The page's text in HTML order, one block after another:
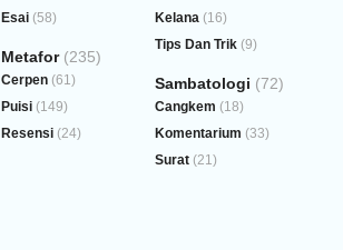
Esai(58)
Metafor(235)
Cerpen(61)
Puisi(149)
Resensi(24)
Kelana (16)
Tips Dan Trik(9)
Sambatologi (72)
Cangkem (18)
Komentarium (33)
Surat(21)